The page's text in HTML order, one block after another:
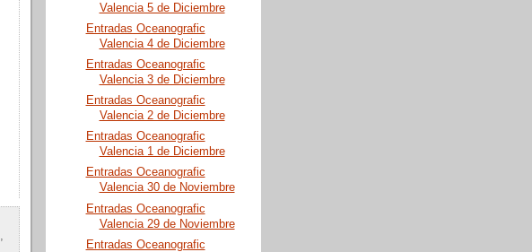
,
Valencia 5 de Diciembre
Entradas Oceanografic
Valencia 4 de Diciembre
Entradas Oceanografic
Valencia 3 de Diciembre
Entradas Oceanografic
Valencia 2 de Diciembre
Entradas Oceanografic
Valencia 1 de Diciembre
Entradas Oceanografic
Valencia 30 de Noviembre
Entradas Oceanografic
Valencia 29 de Noviembre
Entradas Oceanografic